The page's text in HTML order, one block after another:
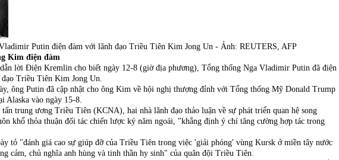
Putin điện đàm với lãnh đạo Triều Tiên Kim Jong Un - Ảnh: REUTERS, AFP
Kim điện đàm
lời Điện Kremlin cho biết ngày 12-8 (giờ địa phương), Tổng thống Nga Vladimir Putin đã điện
Triều Tiên Kim Jong Un.
ông Putin đã cập nhật cho ông Kim về hội nghị thượng đỉnh với Tổng thống Mỹ Donald Trump
Alaska vào ngày 15-8.
tấn trung ương Triều Tiên (KCNA), hai nhà lãnh đạo thảo luận về sự phát triển quan hệ song
khổ thỏa thuận đối tác chiến lược ký năm ngoái, "khẳng định ý chí tăng cường hợp tác trong
tỏ "đánh giá cao sự giúp đỡ của Triều Tiên trong việc 'giải phóng' vùng Kursk ở miền tây nước
cảm, chủ nghĩa anh hùng và tinh thần hy sinh" của quân đội Triều Tiên.